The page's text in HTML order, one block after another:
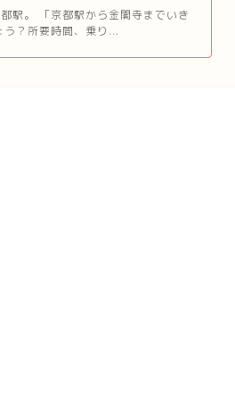
駅。 「京都駅から金閣寺までいき
？所要時間、乗り...